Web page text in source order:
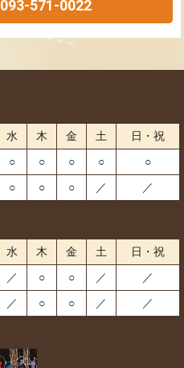
093-571-0022
水 木 金 土
日・祝
○ ○ ○ ○
○
○ ○ ○ ／ ／
水 木 金 土
日・祝
／ ○ ○ ／
／
／ ○ ○ ／ ／